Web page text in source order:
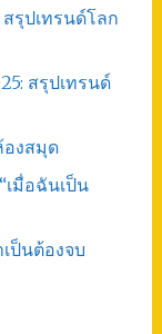
รุปเทรนด์โลก
สรุปเทรนด์
องสมุด
เมื่อฉันเป็น
ป็นต้องจบ